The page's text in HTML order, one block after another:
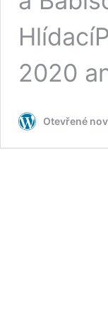
2020
Otevřené